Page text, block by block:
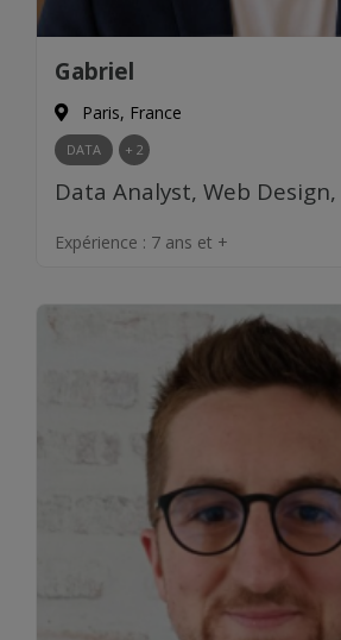
Gabriel
Paris, France
DATA + 2
Expérience : 7 ans et +